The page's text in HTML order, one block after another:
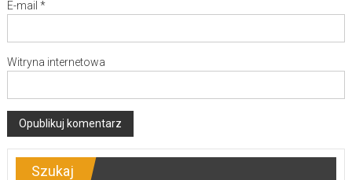
E-mail *
Witryna internetowa
Szukaj